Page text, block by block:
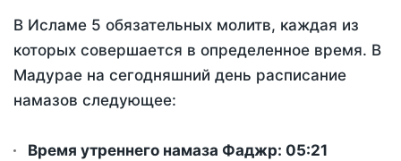
В Исламе 5 обязательных молитв, каждая из
которых совершается в определенное время. В
Мадурае на сегодняшний день расписание
намазов следующее:
Время утреннего намаза Фаджр: 05:21